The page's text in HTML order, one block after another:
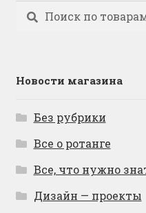
Искать:
Поиск
Новости магазина
Без рубрики
Все о ротанге
Все, что нужно
Дизайн — проекты